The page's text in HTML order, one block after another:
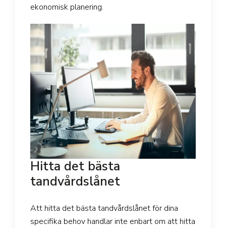
ekonomisk planering.
Hitta det bästa
tandvårdslånet
Att hitta det bästa tandvårdslånet för dina
specifika behov handlar inte enbart om att hitta